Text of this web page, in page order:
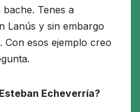
Tenes a
Lanús y sin embargo
Con esos ejemplo creo
Echeverría?